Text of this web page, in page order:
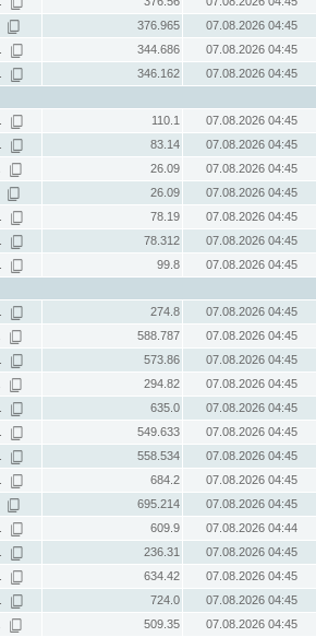
376.965
07.08.2026 04:45
344.686
07.08.2026 04:45
346.162
07.08.2026 04:45
110.1
07.08.2026 04:45
83.14
07.08.2026 04:45
26.09
07.08.2026 04:45
26.09
07.08.2026 04:45
78.19
07.08.2026 04:45
78.312
07.08.2026 04:45
99.8
07.08.2026 04:45
274.8
07.08.2026 04:45
588.787
07.08.2026 04:45
573.86
07.08.2026 04:45
294.82
07.08.2026 04:45
635.0
07.08.2026 04:45
549.633
07.08.2026 04:45
558.534
07.08.2026 04:45
684.2
07.08.2026 04:45
695.214
07.08.2026 04:45
609.9
07.08.2026 04:44
236.31
07.08.2026 04:45
634.42
07.08.2026 04:45
724.0
07.08.2026 04:45
509.35
07.08.2026 04:45